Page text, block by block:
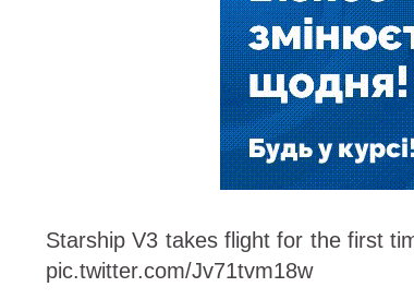
Starship V3 takes flight for the first
pic.twitter.com/Jv71tvm18w